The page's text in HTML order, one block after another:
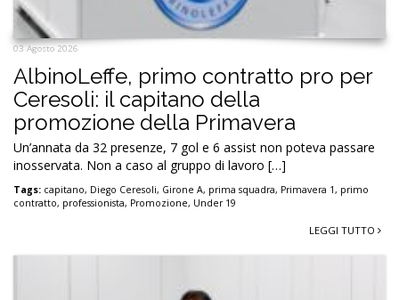
03 Agosto 2026
AlbinoLeffe, primo contratto pro per
Ceresoli: il capitano della
promozione della Primavera
Un’annata da 32 presenze, 7 gol e 6 assist non poteva passare
inosservata. Non a caso al gruppo di lavoro […]
Tags: capitano, Diego Ceresoli, Girone A, prima squadra, Primavera 1, primo
contratto, professionista, Promozione, Under 19
LEGGI TUTTO